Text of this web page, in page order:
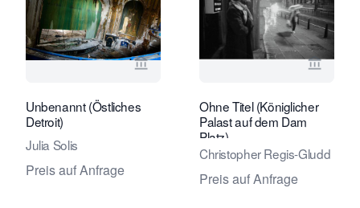
Verkaeuferseite von Eduard Planting
Unbenannt (Östliches
Detroit)
Julia Solis
Preis auf Anfrage
Ohne Titel (Königlicher
Palast auf dem Dam
Platz)
Christopher Regis-Gludd
Preis auf Anfrage